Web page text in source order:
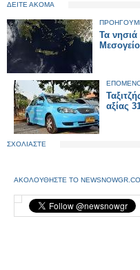
ΔΕΙΤΕ ΑΚΟΜΑ
Τα νησιά
αξίας
ΣΧΟΛΙΑΣΤΕ
ΑΚΟΛΟΥΘΗΣΤΕ ΤΟ